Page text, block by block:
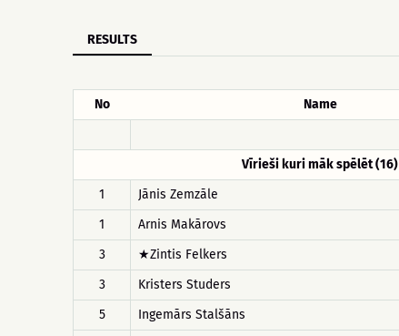
RESULTS
No Name
Vīrieši kuri māk spēlēt (16)
1
Jānis Zemzāle
1
Arnis Makārovs
3
★Zintis Felkers
3
Kristers Studers
5
Ingemārs Stalšāns